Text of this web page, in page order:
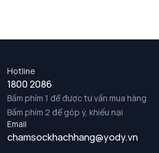
Hotline
1800 2086
Bấm phím 1 để được tư vấn mua hàng
Bấm phím 2 để góp ý, khiếu nại
Email
chamsockhachhang@yody.vn